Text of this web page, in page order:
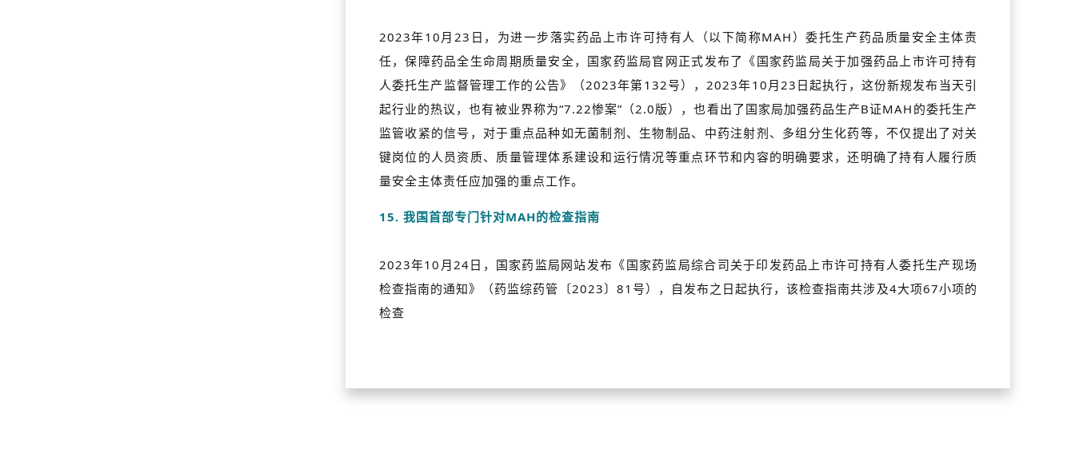
2023年10月23日，为进一步落实药品上市许可持有人（以下简称MAH）委托生产药品质量安全主体责
任，保障药品全生命周期质量安全，国家药监局官网正式发布了《国家药监局关于加强药品上市许可持有
人委托生产监督管理工作的公告》（2023年第132号），2023年10月23日起执行，这份新规发布当天引
起行业的热议，也有被业界称为“7.22惨案”（2.0版），也看出了国家局加强药品生产B证MAH的委托生产
监管收紧的信号，对于重点品种如无菌制剂、生物制品、中药注射剂、多组分生化药等，不仅提出了对关
键岗位的人员资质、质量管理体系建设和运行情况等重点环节和内容的明确要求，还明确了持有人履行质
量安全主体责任应加强的重点工作。
15. 我国首部专门针对MAH的检查指南
2023年10月24日，国家药监局网站发布《国家药监局综合司关于印发药品上市许可持有人委托生产现场
检查指南的通知》（药监综药管〔2023〕81号），自发布之日起执行，该检查指南共涉及4大项67小项的
检查